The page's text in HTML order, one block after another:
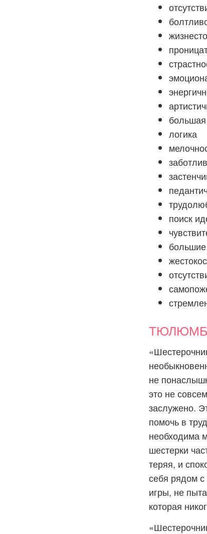
большая
логика
поиск
не
это не
заслужено.
помочь в
необходима
шестерки
теряя, и
себя рядом с
игры, не
которая